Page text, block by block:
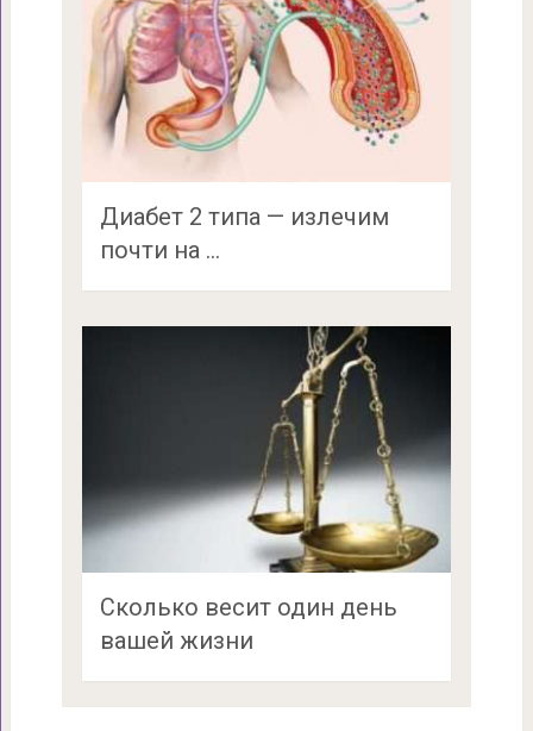
Диабет 2 типа — излечим
почти на …
Сколько весит один день
вашей жизни